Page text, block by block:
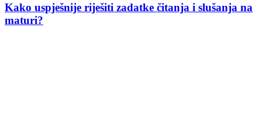
Kako uspješnije riješiti zadatke čitanja i slušanja na
maturi?